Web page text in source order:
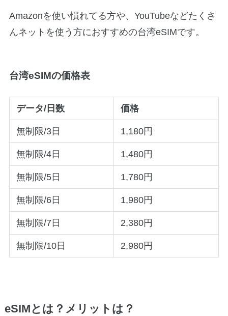
Amazonを使い慣れてる方や、YouTubeなどたくさ
んネットを使う方におすすめの台湾eSIMです。
台湾eSIMの価格表
データ/日数 価格
無制限/3日 1,180円
無制限/4日 1,480円
無制限/5日 1,780円
無制限/6日 1,980円
無制限/7日 2,380円
無制限/10日 2,980円
eSIMとは？メリットは？